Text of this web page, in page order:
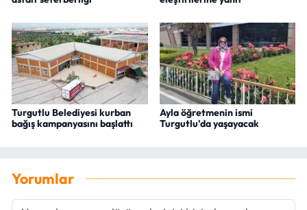
Turgutlu Belediyesi kurban
bağış kampanyasını başlattı
Ayla öğretmenin ismi
Turgutlu'da yaşayacak
Yorumlar